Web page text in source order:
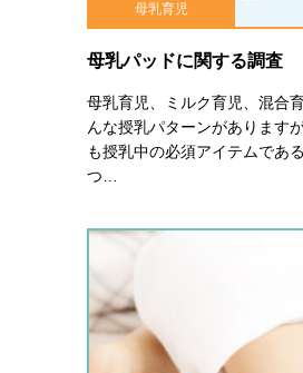
母乳育児
母乳パッドに関する調査
母乳育児、ミルク育児、混合
んな授乳パターンがあります
も授乳中の必須アイテムであ
つ…